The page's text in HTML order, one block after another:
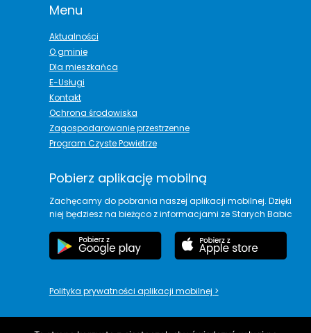
Menu
Aktualności
O gminie
Dla mieszkańca
E-Usługi
Kontakt
Ochrona środowiska
Zagospodarowanie przestrzenne
Program Czyste Powietrze
Pobierz aplikację mobilną
Zachęcamy do pobrania naszej aplikacji mobilnej. Dzięki
niej będziesz na bieżąco z informacjami ze Starych Babic
Polityka prywatności aplikacji mobilnej >